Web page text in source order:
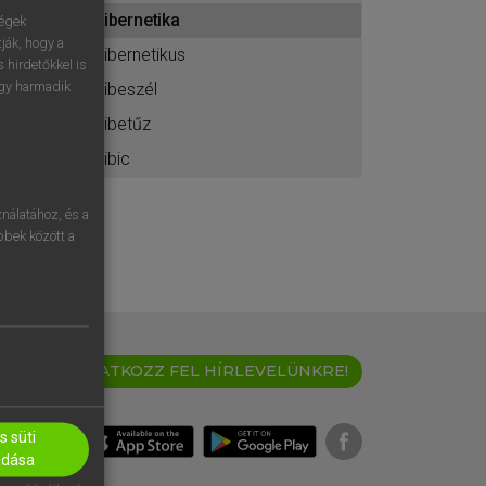
kibernetika
kibernetikus
kibeszél
kibetűz
kibic
IRATKOZZ FEL HÍRLEVELÜNKRE!
hogy a
hirdetőkkel is
harmadik
és a
között a
süti